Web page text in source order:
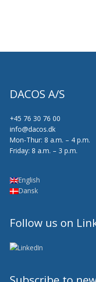
DACOS A/S
+45 76 30 76 00
info@dacos.dk
Mon-Thur: 8 a.m. – 4 p.m.
Friday: 8 a.m. – 3 p.m.
English
Dansk
Follow us on